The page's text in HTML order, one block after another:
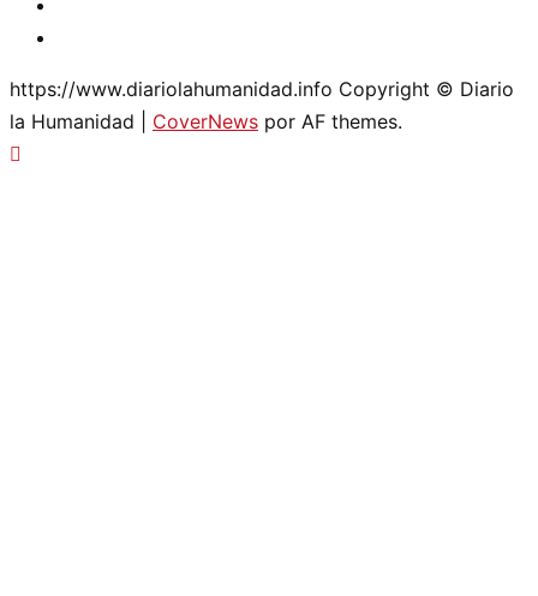
https://www.diariolahumanidad.info Copyright © Diario
la Humanidad
CoverNews por AF themes.